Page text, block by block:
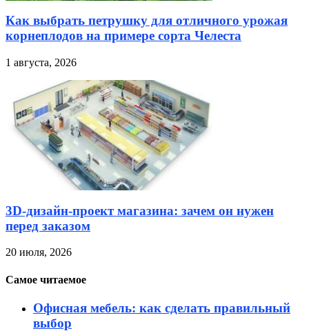
Как выбрать петрушку для отличного урожая
корнеплодов на примере сорта Челеста
1 августа, 2026
3D-дизайн-проект магазина: зачем он нужен
перед заказом
20 июля, 2026
Самое читаемое
Офисная мебель: как сделать правильный
выбор